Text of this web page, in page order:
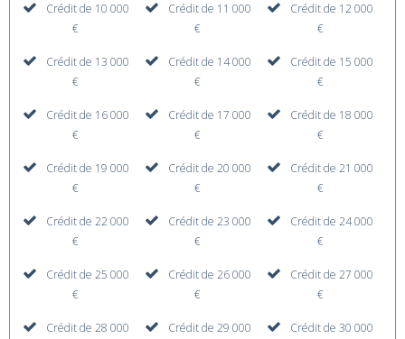
Crédit de 10 000
€
Crédit de 11 000
€
Crédit de 12 000
€
Crédit de 13 000
€
Crédit de 14 000
€
Crédit de 15 000
€
Crédit de 16 000
€
Crédit de 17 000
€
Crédit de 18 000
€
Crédit de 19 000
€
Crédit de 20 000
€
Crédit de 21 000
€
Crédit de 22 000
€
Crédit de 23 000
€
Crédit de 24 000
€
Crédit de 25 000
€
Crédit de 26 000
€
Crédit de 27 000
€
Crédit de 28 000
Crédit de 29 000
Crédit de 30 000